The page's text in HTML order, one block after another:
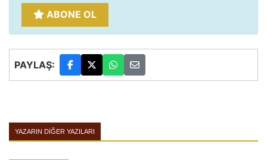
ABONE OL
PAYLAŞ:
YAZARIN DIĞER YAZILARI